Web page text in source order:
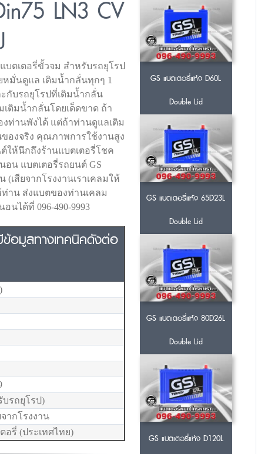
LN3 CV
บตเตอรี่ขั้วจม สำหรับรถยุโรป
มั่นดูแล เติมน้ำกลั่นทุกๆ 1
กับรถยุโรปที่เติมน้ำกลั่น
เติมน้ำกลั่นโดยเด็ดขาด ถ้า
ท่านพังได้ แต่ถ้าท่านดูแลเติม
องจริง คุณภาพการใช้งานสูง
ให้นึกถึงร้านแบตเตอรี่โชค
น แบตเตอรี่รถยนต์ GS
(เสียจากโรงงานเราเคลมให้
ท่าน ส่งแบตของท่านเคลม
นได้ที่ 096-490-9993
อมูลทางเทคนิคดังต่อ
บรถยุโรป)
ากโรงงาน
อรี่ (ประเทศไทย)
GS แบตเตอรี่แห้ง D60L
Double Lid
GS แบตเตอรี่แห้ง 65D23L
Double Lid
GS แบตเตอรี่แห้ง 80D26L
Double Lid
GS แบตเตอรี่แห้ง D120L